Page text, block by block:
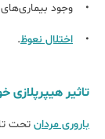
• وجود
• اختلال نعوظ.
تاثیر
باروری مردان تحت